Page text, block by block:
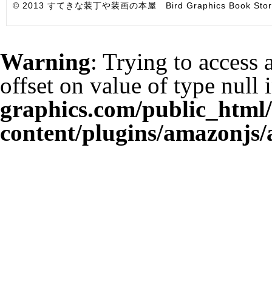
© 2013 すてきな装丁や装画の本屋 Bird Graphics Book
Warning: Trying to access
offset on value of type null
graphics.com/
content/plugins/